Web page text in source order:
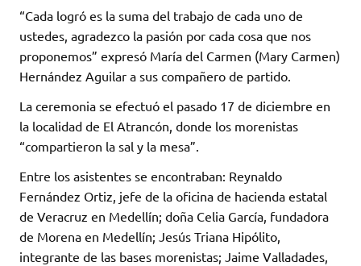
“Cada logró es la suma del trabajo de cada uno de
ustedes, agradezco la pasión por cada cosa que nos
proponemos” expresó María del Carmen (Mary Carmen)
Hernández Aguilar a sus compañero de partido.
La ceremonia se efectuó el pasado 17 de diciembre en
la localidad de El Atrancón, donde los morenistas
“compartieron la sal y la mesa”.
Entre los asistentes se encontraban: Reynaldo
Fernández Ortiz, jefe de la oficina de hacienda estatal
de Veracruz en Medellín; doña Celia García, fundadora
de Morena en Medellín; Jesús Triana Hipólito,
integrante de las bases morenistas; Jaime Valladades,